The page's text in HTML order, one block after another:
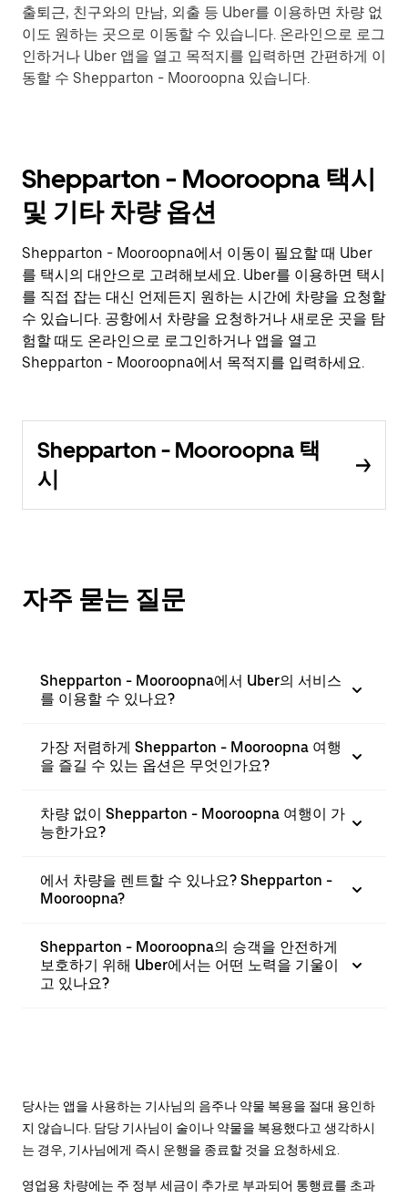
출퇴근, 친구와의 만남, 외출 등 Uber를 이용하면 차량 없
이도 원하는 곳으로 이동할 수 있습니다. 온라인으로 로그
인하거나 Uber 앱을 열고 목적지를 입력하면 간편하게 이
동할 수 Shepparton - Mooroopna 있습니다.
Shepparton - Mooroopna 택시
및 기타 차량 옵션
Shepparton - Mooroopna에서 이동이 필요할 때 Uber
를 택시의 대안으로 고려해보세요. Uber를 이용하면 택시
를 직접 잡는 대신 언제든지 원하는 시간에 차량을 요청할
수 있습니다. 공항에서 차량을 요청하거나 새로운 곳을 탐
험할 때도 온라인으로 로그인하거나 앱을 열고
Shepparton - Mooroopna에서 목적지를 입력하세요.
Shepparton - Mooroopna 택
시
자주 묻는 질문
Shepparton - Mooroopna에서 Uber의 서비스
를 이용할 수 있나요?
가장 저렴하게 Shepparton - Mooroopna 여행
을 즐길 수 있는 옵션은 무엇인가요?
차량 없이 Shepparton - Mooroopna 여행이 가
능한가요?
에서 차량을 렌트할 수 있나요? Shepparton -
Mooroopna?
Shepparton - Mooroopna의 승객을 안전하게
보호하기 위해 Uber에서는 어떤 노력을 기울이
고 있나요?
당사는 앱을 사용하는 기사님의 음주나 약물 복용을 절대 용인하
지 않습니다. 담당 기사님이 술이나 약물을 복용했다고 생각하시
는 경우, 기사님에게 즉시 운행을 종료할 것을 요청하세요.
영업용 차량에는 주 정부 세금이 추가로 부과되어 통행료를 초과